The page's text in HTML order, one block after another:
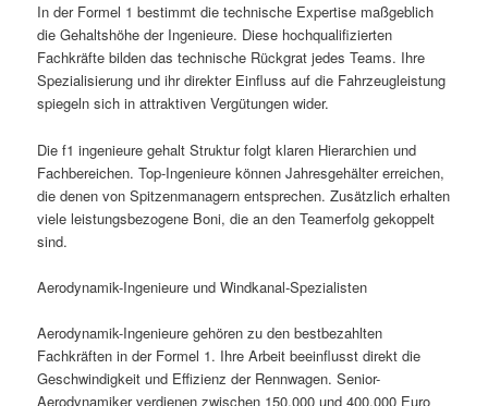
In der Formel 1 bestimmt die technische Expertise maßgeblich
die Gehaltshöhe der Ingenieure. Diese hochqualifizierten
Fachkräfte bilden das technische Rückgrat jedes Teams. Ihre
Spezialisierung und ihr direkter Einfluss auf die Fahrzeugleistung
spiegeln sich in attraktiven Vergütungen wider.
Die f1 ingenieure gehalt Struktur folgt klaren Hierarchien und
Fachbereichen. Top-Ingenieure können Jahresgehälter erreichen,
die denen von Spitzenmanagern entsprechen. Zusätzlich erhalten
viele leistungsbezogene Boni, die an den Teamerfolg gekoppelt
sind.
Aerodynamik-Ingenieure und Windkanal-Spezialisten
Aerodynamik-Ingenieure gehören zu den bestbezahlten
Fachkräften in der Formel 1. Ihre Arbeit beeinflusst direkt die
Geschwindigkeit und Effizienz der Rennwagen. Senior-
Aerodynamiker verdienen zwischen 150.000 und 400.000 Euro